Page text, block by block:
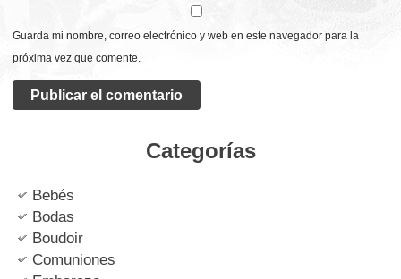
Guarda mi nombre, correo electrónico y web en este navegador para la
próxima vez que comente.
Categorías
Bebés
Bodas
Boudoir
Comuniones